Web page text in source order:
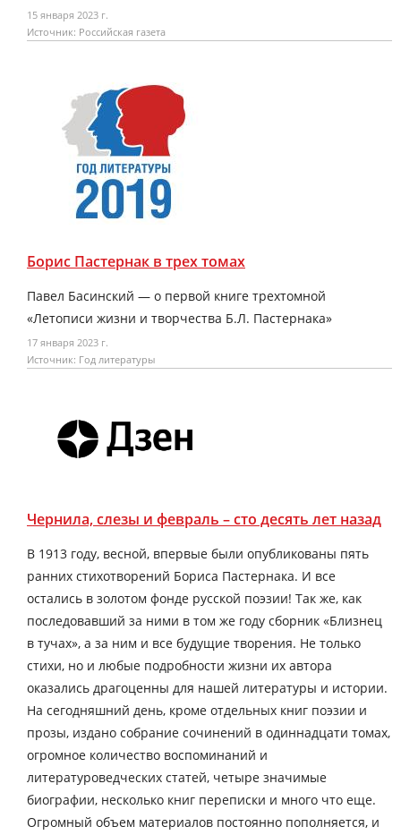
15 января 2023 г.
Источник: Российская газета
Борис Пастернак в трех томах
Павел Басинский — о первой книге трехтомной
«Летописи жизни и творчества Б.Л. Пастернака»
17 января 2023 г.
Источник: Год литературы
Чернила, слезы и февраль – сто десять лет назад
В 1913 году, весной, впервые были опубликованы пять
ранних стихотворений Бориса Пастернака. И все
остались в золотом фонде русской поэзии! Так же, как
последовавший за ними в том же году сборник «Близнец
в тучах», а за ним и все будущие творения. Не только
стихи, но и любые подробности жизни их автора
оказались драгоценны для нашей литературы и истории.
На сегодняшний день, кроме отдельных книг поэзии и
прозы, издано собрание сочинений в одиннадцати томах,
огромное количество воспоминаний и
литературоведческих статей, четыре значимые
биографии, несколько книг переписки и много что еще.
Огромный объем материалов постоянно пополняется, и